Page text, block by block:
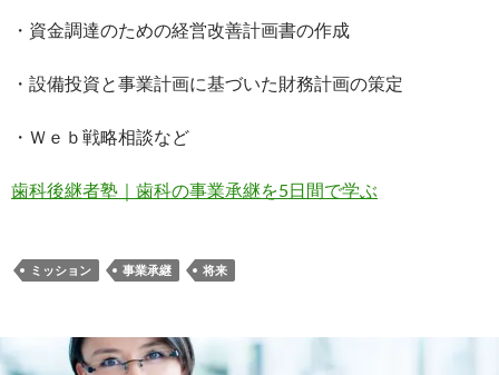
・資金調達のための経営改善計画書の作成
・設備投資と事業計画に基づいた財務計画の策定
・Ｗｅｂ戦略相談など
歯科後継者塾｜歯科の事業承継を5日間で学ぶ
ミッション 事業承継 将来